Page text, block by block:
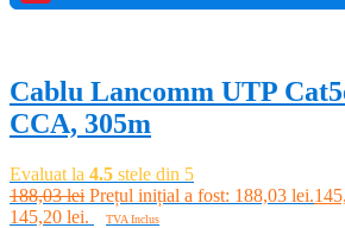
Cablu Lancomm UTP
CCA, 305m
Evaluat la 4.5 stele din 5
188,03lei Prețul inițial a fost: 188,03 lei.
145,20 lei.
TVA Inclus